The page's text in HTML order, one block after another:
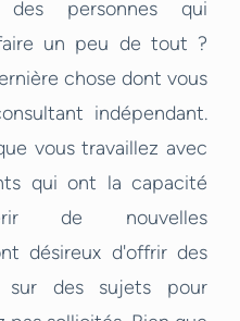
des personnes qui
un peu de tout ?
chose dont vous
indépendant.
vous travaillez avec
qui ont la capacité
de nouvelles
désireux d'offrir des
sur des sujets pour